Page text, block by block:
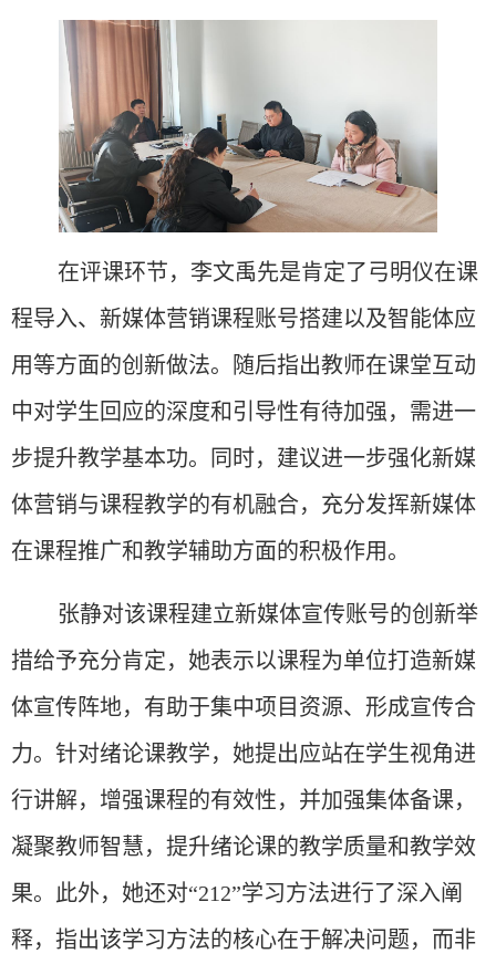
在评课环节，李文禹先是肯定了弓明仪在课
程导入、新媒体营销课程账号搭建以及智能体应
用等方面的创新做法。
随后指出教师在课堂互动
中对学生回应的深度和引导性有待加强，需进一
步提升教学基本功。
同时，建议进一步强化新媒
体营销与课程教学的有机融合，充分发挥新媒体
在课程推广和教学辅助方面的积极作用。
张静对该课程建立新媒体宣传账号的创新举
措给予充分肯定，她表示以课程为单位打造新媒
体宣传阵地，有助于集中项目资源、形成宣传合
力。针对绪论课教学，她提出应站在学生视角进
行讲解，增强课程的有效性，并加强集体备课，
凝聚教师智慧，提升绪论课的教学质量和教学效
果。此外，她还对“212”学习方法进行了深入阐
释，指出该学习方法的核心在于解决问题，而非